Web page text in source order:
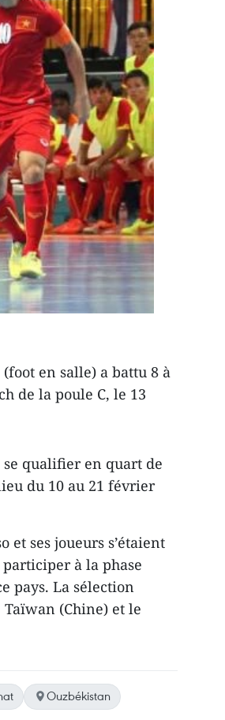
en salle) a ​battu 8 à
de la poule C, le 13
qualifier en quart de
du 10 au 21 février
ses joueurs s’étaient
à la phase
pays. L​a sélection
(Chine) et le
Ouzbékistan